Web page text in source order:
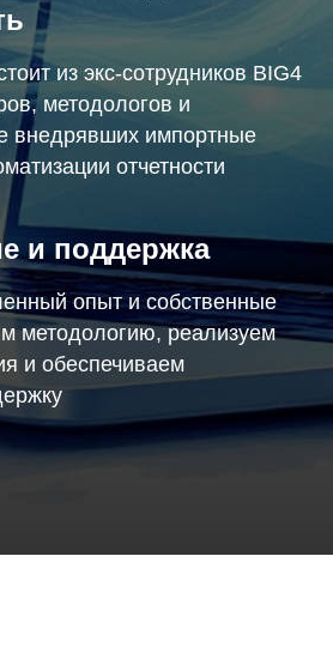
из экс-сотрудников BIG4
методологов и
внедрявших импортные
отчетности
и поддержка
опыт и собственные
методологию, реализуем
и обеспечиваем